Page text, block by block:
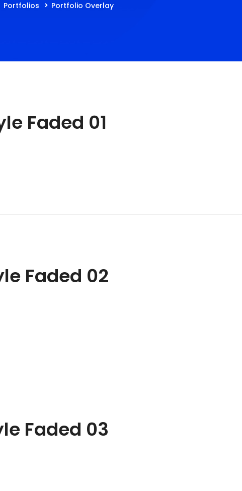
Portfolios Portfolio Overlay
Faded 01
Faded 02
Faded 03